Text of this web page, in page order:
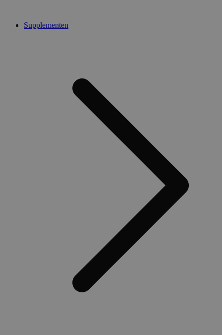
Supplementen